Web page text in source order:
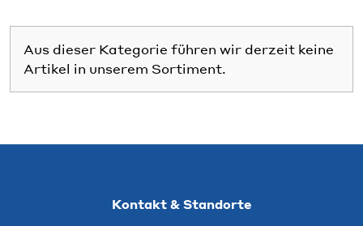
Aus dieser Kategorie führen wir derzeit keine
Artikel in unserem Sortiment.
Kontakt & Standorte